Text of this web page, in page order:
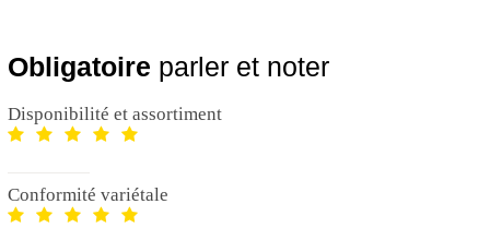
Obligatoire parler et noter
Disponibilité et assortiment
Conformité variétale